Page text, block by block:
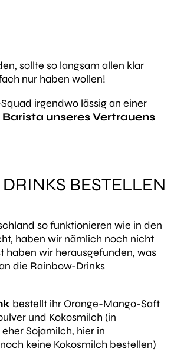
sollte so langsam allen klar
nur haben wollen!
irgendwo lässig an einer
unseres Vertrauens
BESTELLEN
so funktionieren wie in den
haben wir nämlich noch nicht
haben wir herausgefunden, was
die Rainbow-Drinks
bestellt ihr Orange-Mango-Saft
und Kokosmilch (in
Sojamilch, hier in
keine Kokosmilch bestellen)